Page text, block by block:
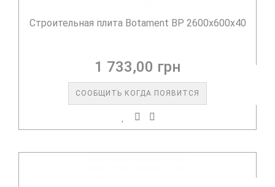
Строительная плита Botament BP 2600x600x40
1 733,00 грн
СООБЩИТЬ КОГДА ПОЯВИТСЯ